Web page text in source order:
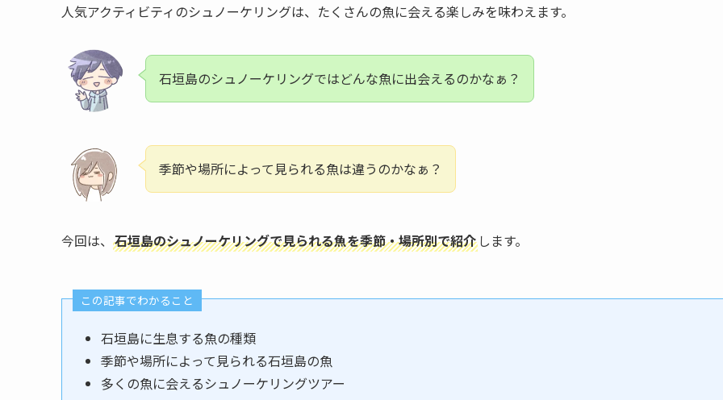
人気アクティビティのシュノーケリングは、たくさんの魚に会える楽しみを味わえます。
石垣島のシュノーケリングではどんな魚に出会えるのかなぁ？
季節や場所によって見られる魚は違うのかなぁ？
今回は、 石垣島のシュノーケリングで見られる魚を季節・場所別で紹介 します。
この記事でわかること
石垣島に生息する魚の種類
季節や場所によって見られる石垣島の魚
多くの魚に会えるシュノーケリングツアー